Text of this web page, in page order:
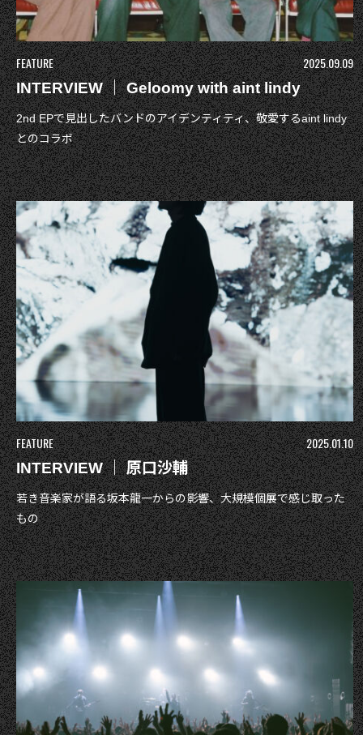
FEATURE
2025.09.09
INTERVIEW ｜ Geloomy with aint lindy
2nd EPで見出したバンドのアイデンティティ、敬愛するaint lindy
とのコラボ
FEATURE
2025.01.10
INTERVIEW ｜ 原口沙輔
若き音楽家が語る坂本龍一からの影響、大規模個展で感じ取った
もの